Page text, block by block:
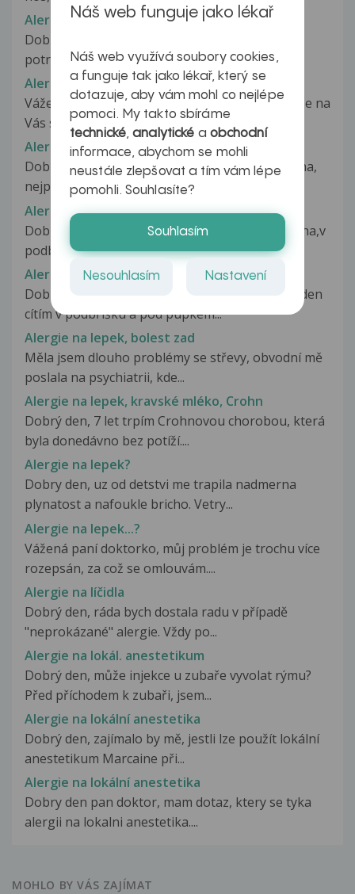
Alergie na lepek
Dobrÿ den,před 20lety mi byla diagnostikována
potravinová alergie na mléko,mouku...
Alergie na lepek - vyšetření
Vážená paní doktorko, zdravím Vás a obracím se na
Vás se žádostí o odpověď....
Alergie na lepek ??
Dobrý den, syn(17,5 let) má od září bolesti břicha,
nejprve jsme si mysleli,...
Alergie na lepek ??
Dobry den, mam bolest až bodavou bolest břicha,v
podbřišku,kolem pupiku a zad...
Alergie na lepek ??
Dobrý den. Asi půl roku mám problémy. Každý den
cítím v podbřišku a pod pupkem...
Alergie na lepek, bolest zad
Měla jsem dlouho problémy se střevy, obvodní mě
poslala na psychiatrii, kde...
Alergie na lepek, kravské mléko, Crohn
Dobrý den, 7 let trpím Crohnovou chorobou, která
byla donedávno bez potíží....
Alergie na lepek?
Dobry den, uz od detstvi me trapila nadmerna
plynatost a nafoukle bricho. Vetry...
Alergie na lepek...?
Vážená paní doktorko, můj problém je trochu více
rozepsán, za což se omlouvám....
Alergie na líčidla
Dobrý den, ráda bych dostala radu v případě
"neprokázané" alergie. Vždy po...
Alergie na lokál. anestetikum
Dobrý den, může injekce u zubaře vyvolat rýmu?
Před příchodem k zubaři, jsem...
Alergie na lokální anestetika
Dobrý den, zajímalo by mě, jestli lze použít lokální
anestetikum Marcaine při...
Alergie na lokální anestetika
Dobry den pan doktor, mam dotaz, ktery se tyka
alergii na lokalni anestetika....
MOHLO BY VÁS ZAJÍMAT
Náš web funguje jako lékař
Náš web využívá soubory cookies,
a funguje tak jako lékař, který se
dotazuje, aby vám mohl co nejlépe
pomoci. My takto sbíráme
technické,analytické a obchodní
informace, abychom se mohli
neustále zlepšovat a tím vám lépe
pomohli. Souhlasíte?
Souhlasím
Nesouhlasím Nastavení